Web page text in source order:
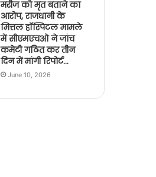
मरीज को मृत बताने का
आरोप, राजधानी के
मित्तल हॉस्पिटल मामले
में सीएमएचओ ने जांच
कमेटी गठित कर तीन
दिन में मांगी रिपोर्ट…
June 10, 2026